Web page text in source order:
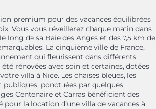
premium pour des vacances équilibrées
Vous vous réveillerez chaque matin dans
de sa Baie des Anges et des 7,5 km de
La cinquième ville de France,
qui fleurissent dans différents
rénovées avec soin et certaines, dotées
villa à Nice. Les chaises bleues, les
ponctuées par quelques
Centenaire et Carras bénéficient des
la location d’une villa de vacances à